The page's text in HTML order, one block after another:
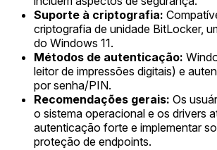
Suporte à criptografia:
criptografia de unidade BitLocker,
do Windows 11.
Métodos de autenticação:
leitor de impressões digitais) e
por senha/PIN.
Recomendações gerais: Os
o sistema operacional e os drivers
autenticação forte e implementar
proteção de endpoints.